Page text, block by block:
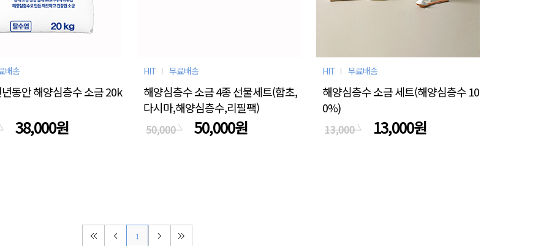
배송
동안 해양심층수 소금 20k
38,000원
HIT 무료배송
해양심층수 소금 4종 선물세트(함초,
다시마,해양심층수,리필팩)
50,000 50,000원
HIT 무료배송
해양심층수 소금 세트(해양심층수 10
0%)
13,000 13,000원
1